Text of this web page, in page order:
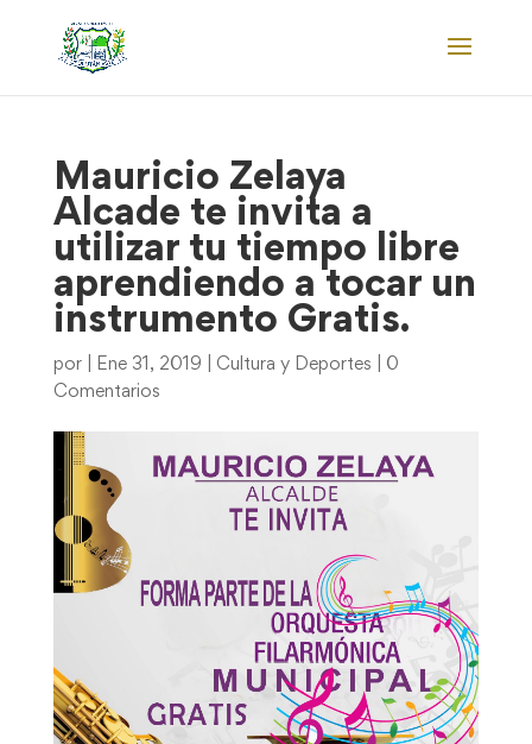
Mauricio Zelaya
Alcade te invita a
utilizar tu tiempo libre
aprendiendo a tocar un
instrumento Gratis.
por Ene 31, 2019 Cultura y Deportes
0
Comentarios